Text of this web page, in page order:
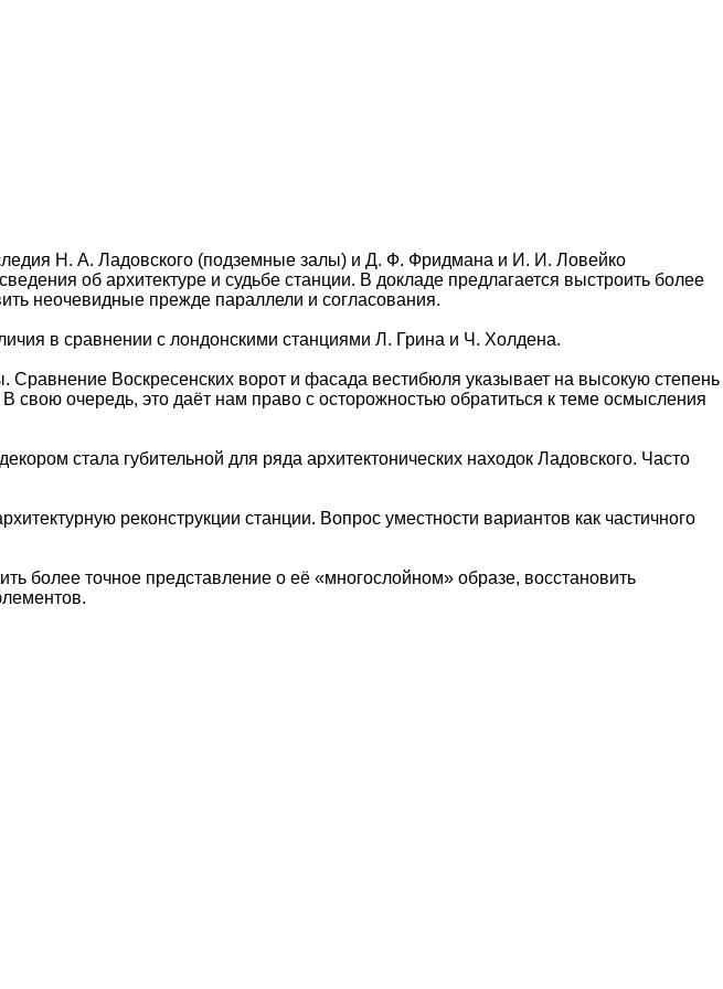
Н. А. Ладовского (подземные залы) и Д. Ф. Фридмана и И. И. Ловейко
об архитектуре и судьбе станции. В докладе предлагается выстроить более
неочевидные прежде параллели и согласования.
в сравнении с лондонскими станциями Л. Грина и Ч. Холдена.
Сравнение Воскресенских ворот и фасада вестибюля указывает на высокую степень
очередь, это даёт нам право с осторожностью обратиться к теме осмысления
стала губительной для ряда архитектонических находок Ладовского. Часто
реконструкции станции. Вопрос уместности вариантов как частичного
более точное представление о её «многослойном» образе, восстановить